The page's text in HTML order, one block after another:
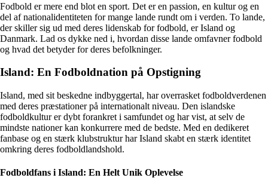
Fodbold er mere end blot en sport. Det er en passion, en kultur og en
del af nationalidentiteten for mange lande rundt om i verden. To lande,
der skiller sig ud med deres lidenskab for fodbold, er Island og
Danmark. Lad os dykke ned i, hvordan disse lande omfavner fodbold
og hvad det betyder for deres befolkninger.
Island: En Fodboldnation på Opstigning
Island, med sit beskedne indbyggertal, har overrasket fodboldverdenen
med deres præstationer på internationalt niveau. Den islandske
fodboldkultur er dybt forankret i samfundet og har vist, at selv de
mindste nationer kan konkurrere med de bedste. Med en dedikeret
fanbase og en stærk klubstruktur har Island skabt en stærk identitet
omkring deres fodboldlandshold.
Fodboldfans i Island: En Helt Unik Oplevelse